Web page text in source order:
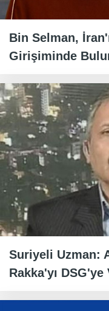
Bin Selman,
Girişiminde
Suriyeli Uzman:
Rakka'yı DSG'ye